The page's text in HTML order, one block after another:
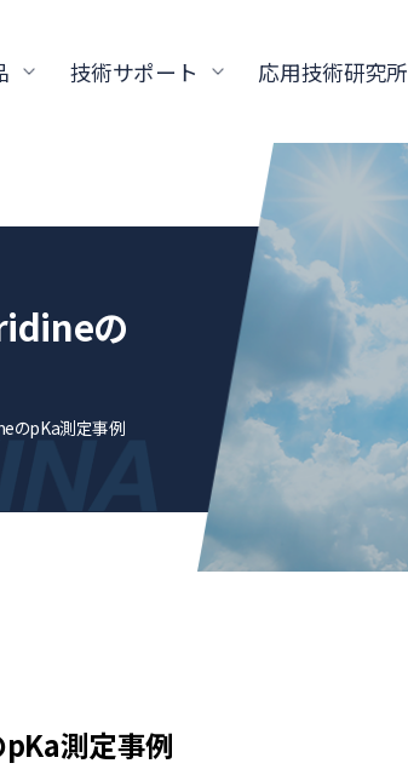
技術サポート 応用技術研究所
の
のpKa測定事例
測定事例